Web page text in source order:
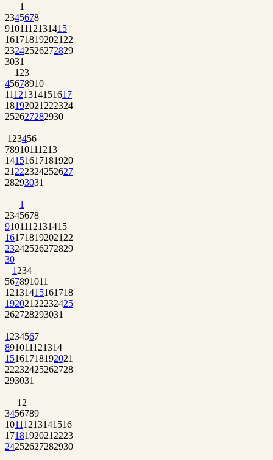
1
2345678
9101112131415
161718192021 22
23242526272829
3031
1 23
45678910
11121314151617
18192021 222324
252627282930
1 23456
78910111213
14151617181920
21 222324252627
28293031
1
2345678
9101112131415
161718192021 22
23242526272829
30
1 234
567891011
12131415161718
192021 22232425
262728293031
1 234567
891011121314
15161718192021
22232425262728
293031
1 2
3456789
10111213141516
1718192021 2223
24252627282930